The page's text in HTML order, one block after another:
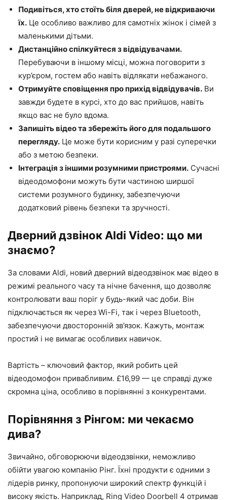
Подивіться, хто стоїть біля дверей, не відкриваючи
їх. Це особливо важливо для самотніх жінок і сімей з
маленькими дітьми.
Дистанційно спілкуйтеся з відвідувачами.
Перебуваючи в іншому місці, можна поговорити з
кур’єром, гостем або навіть відлякати небажаного.
Отримуйте сповіщення про прихід відвідувачів. Ви
завжди будете в курсі, хто до вас прийшов, навіть
якщо вас не було вдома.
Запишіть відео та збережіть його для подальшого
перегляду. Це може бути корисним у разі суперечки
або з метою безпеки.
Інтеграція з іншими розумними пристроями. Сучасні
відеодомофони можуть бути частиною ширшої
системи розумного будинку, забезпечуючи
додатковий рівень безпеки та зручності.
Дверний дзвінок Aldi Video: що ми
знаємо?
За словами Aldi, новий дверний відеодзвінок має відео в
режимі реального часу та нічне бачення, що дозволяє
контролювати ваш поріг у будь-який час доби. Він
підключається як через Wi-Fi, так і через Bluetooth,
забезпечуючи двосторонній зв’язок. Кажуть, монтаж
простий і не вимагає особливих навичок.
Вартість – ключовий фактор, який робить цей
відеодомофон привабливим. £16,99 — це справді дуже
скромна ціна, особливо в порівнянні з конкурентами.
Порівняння з Рінгом: ми чекаємо
дива?
Звичайно, обговорюючи відеодзвінки, неможливо
обійти увагою компанію Рінг. Їхні продукти є одними з
лідерів ринку, пропонуючи широкий спектр функцій і
високу якість. Наприклад, Ring Video Doorbell 4 отримав